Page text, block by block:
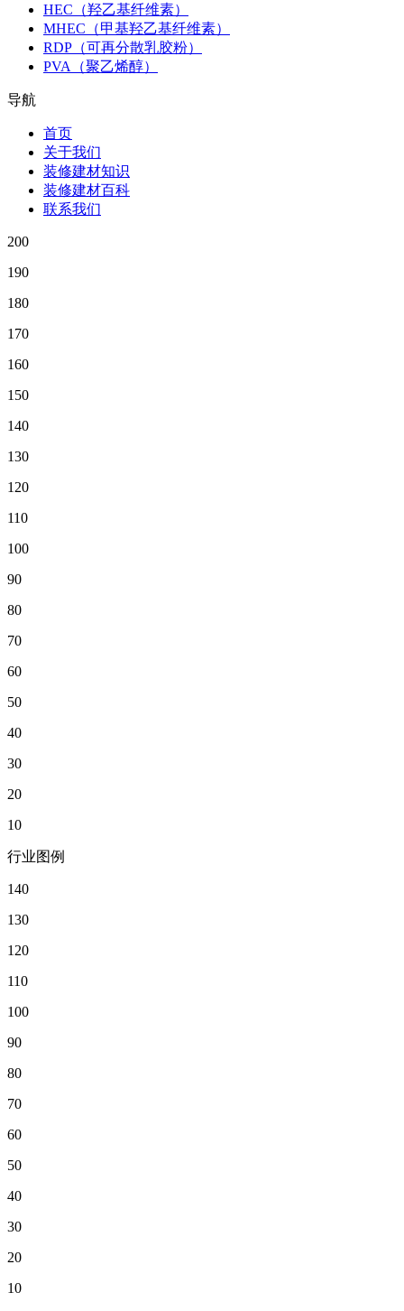
HEC（羟乙基纤维素）
MHEC（甲基羟乙基纤维素）
RDP（可再分散乳胶粉）
PVA（聚乙烯醇）
导航
首页
关于我们
装修建材知识
装修建材百科
联系我们
200
190
180
170
160
150
140
130
120
110
100
90
80
70
60
50
40
30
20
10
行业图例
140
130
120
110
100
90
80
70
60
50
40
30
20
10